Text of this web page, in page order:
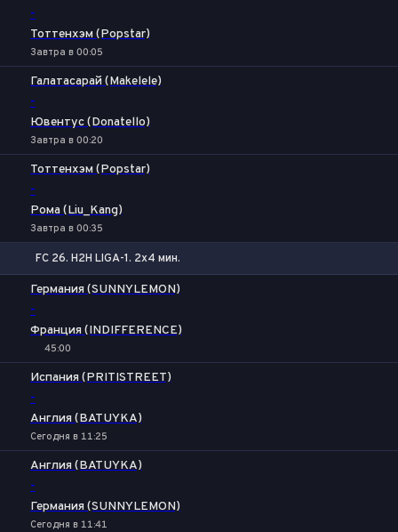
-
Тоттенхэм (Popstar)
Завтра в 00:05
Галатасарай (Makelele)
-
Ювентус (Donatello)
Завтра в 00:20
Тоттенхэм (Popstar)
-
Рома (Liu_Kang)
Завтра в 00:35
FC 26. H2H LIGA-1. 2x4 мин.
Германия (SUNNYLEMON)
-
Франция (INDIFFERENCE)
45:00
Испания (PRITISTREET)
-
Англия (BATUYKA)
Сегодня в 11:25
Англия (BATUYKA)
-
Германия (SUNNYLEMON)
Сегодня в 11:41